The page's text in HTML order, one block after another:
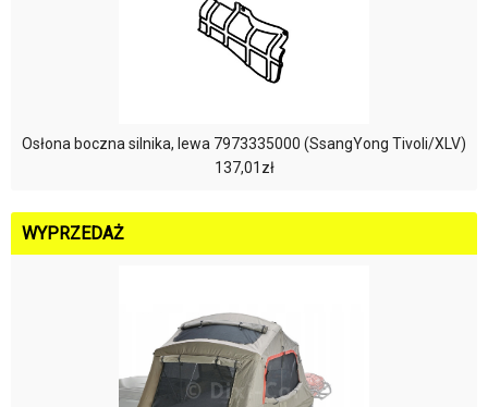
Osłona boczna silnika, lewa 7973335000 (SsangYong Tivoli/XLV)
137,01zł
WYPRZEDAŻ